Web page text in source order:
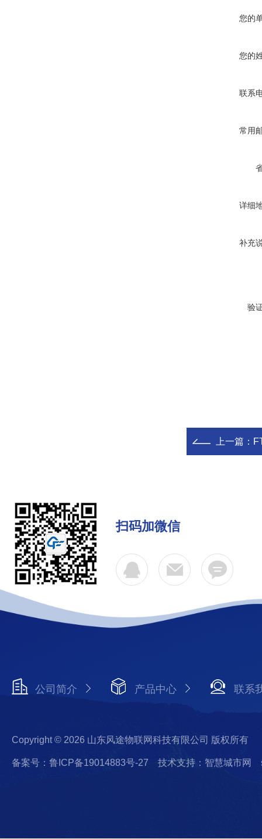
您的
您的
联系
常用
详细
补充
验
上一篇：
扫码加微信
公司简介 产品中心 联系
Copyright © 2026 山东风途物联网科技有限公司 版权所有
备案号：鲁ICP备19014883号-27 技术支持：智慧城市网